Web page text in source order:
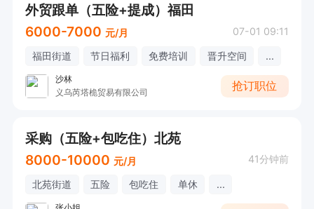
外贸跟单（五险+提成）福田
6000-7000 元/月 07-01 09:11
福田街道 节日福利 免费培训 晋升空间 ...
沙林
义乌芮塔桅贸易有限公司
抢订职位
采购（五险+包吃住）北苑
8000-10000 元/月 41分钟前
北苑街道 五险 包吃住 单休 ...